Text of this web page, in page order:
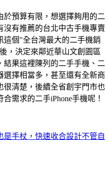
於預算有限，想選擇夠用的二
有推薦的台北中古手機專賣
這個"全台灣最大的二手機銷
，決定來鄰近華山文創園區
結果這裡陳列的二手手機、二
擇相當多，甚至還有全新商
很清楚，後續全省創宇門市也
需求的二手iPhone手機呢！
是手杖，快速收合設計不管自